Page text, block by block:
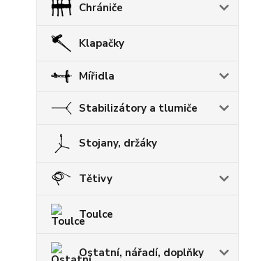
Chrániče
Klapačky
Mířidla
Stabilizátory a tlumiče
Stojany, držáky
Tětivy
Toulce
Ostatní, nářadí, doplňky